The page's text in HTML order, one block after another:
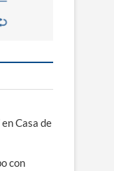
Casa de
con